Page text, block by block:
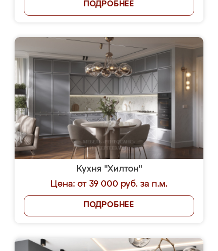
ПОДРОБНЕЕ
Кухня "Хилтон"
Цена: от 39 000 руб. за п.м.
ПОДРОБНЕЕ